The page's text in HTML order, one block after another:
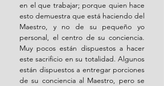
en el que trabajar; porque quien hace
esto demuestra que está haciendo del
Maestro, y no de su pequeño yo
personal, el centro de su conciencia.
Muy pocos están dispuestos a hacer
este sacrificio en su totalidad. Algunos
están dispuestos a entregar porciones
de su conciencia al Maestro, pero se